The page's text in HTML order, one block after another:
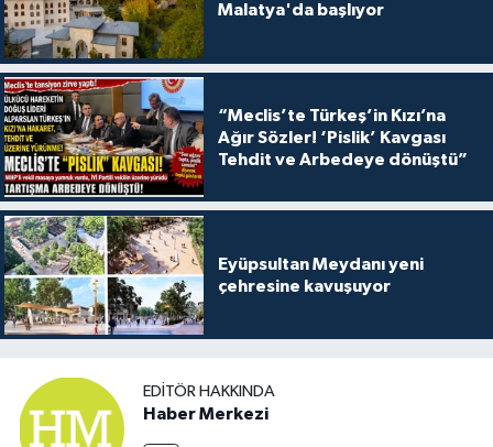
Malatya'da başlıyor
“Meclis’te Türkeş’in Kızı’na
Ağır Sözler! ‘Pislik’ Kavgası
Tehdit ve Arbedeye dönüştü”
Eyüpsultan Meydanı yeni
çehresine kavuşuyor
EDITÖR HAKKINDA
Haber Merkezi